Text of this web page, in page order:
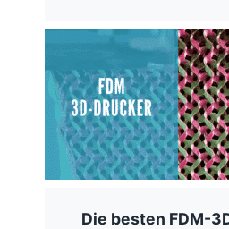
Die besten FDM-